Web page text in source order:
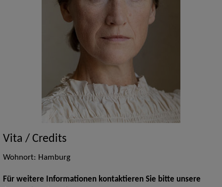
Vita / Credits
Wohnort: Hamburg
Für weitere Informationen kontaktieren Sie bitte unsere